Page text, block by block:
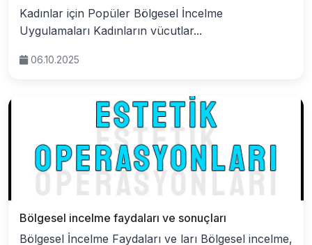
Kadınlar için Popüler Bölgesel İncelme
Uygulamaları Kadınların vücutlar...
06.10.2025
Bölgesel incelme faydaları ve sonuçları
Bölgesel İncelme Faydaları ve ları Bölgesel incelme,